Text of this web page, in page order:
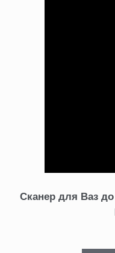
Сканер для Ваз до